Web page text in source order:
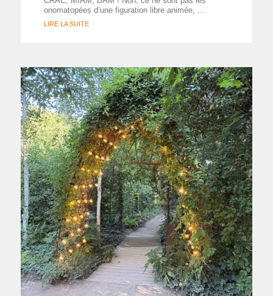
onomatopées d’une figuration libre animée, …
LIRE LA SUITE